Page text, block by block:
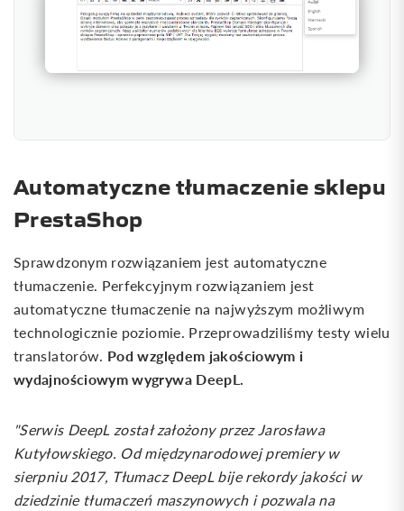
Automatyczne tłumaczenie sklepu
PrestaShop
Sprawdzonym rozwiązaniem jest automatyczne
tłumaczenie. Perfekcyjnym rozwiązaniem jest
automatyczne tłumaczenie na najwyższym możliwym
technologicznie poziomie. Przeprowadziliśmy testy wielu
translatorów. Pod względem jakościowym i
wydajnościowym wygrywa DeepL.
"Serwis DeepL został założony przez Jarosława
Kutyłowskiego. Od międzynarodowej premiery w
sierpniu 2017, Tłumacz DeepL bije rekordy jakości w
dziedzinie tłumaczeń maszynowych i pozwala na